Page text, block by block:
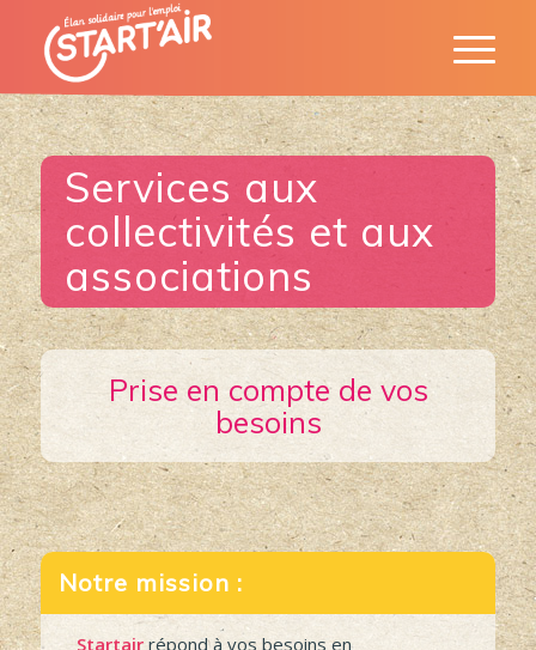
Services aux
collectivités et aux
associations